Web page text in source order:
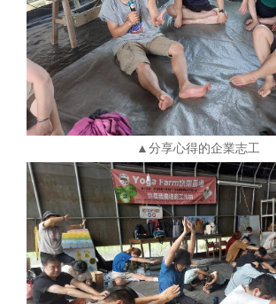
▲分享心得的企業志工